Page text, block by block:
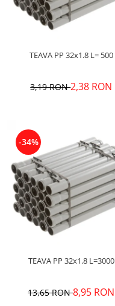
TEAVA PP 32x1.8 L= 500
3,19 RON2,38 RON
-34%
TEAVA PP 32x1.8 L=3000
13,65 RON8,95 RON